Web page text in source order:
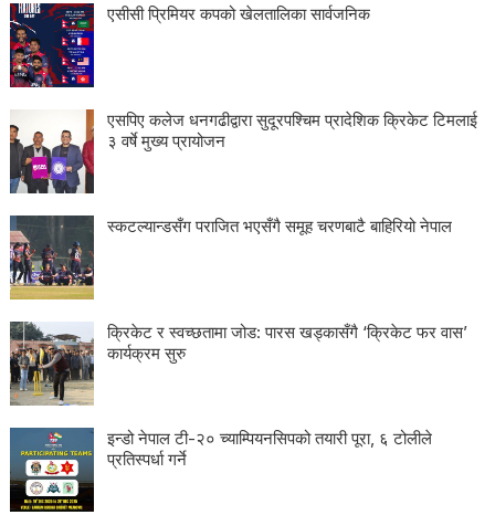
एसीसी प्रिमियर कपको खेलतालिका सार्वजनिक
एसपिए कलेज धनगढीद्वारा सुदूरपश्चिम प्रादेशिक क्रिकेट टिमलाई
३ वर्षे मुख्य प्रायोजन
स्कटल्यान्डसँग पराजित भएसँगै समूह चरणबाटै बाहिरियो नेपाल
क्रिकेट र स्वच्छतामा जोड: पारस खड्कासँगै ‘क्रिकेट फर वास’
कार्यक्रम सुरु
इन्डो नेपाल टी-२० च्याम्पियनसिपको तयारी पूरा, ६ टोलीले
प्रतिस्पर्धा गर्ने